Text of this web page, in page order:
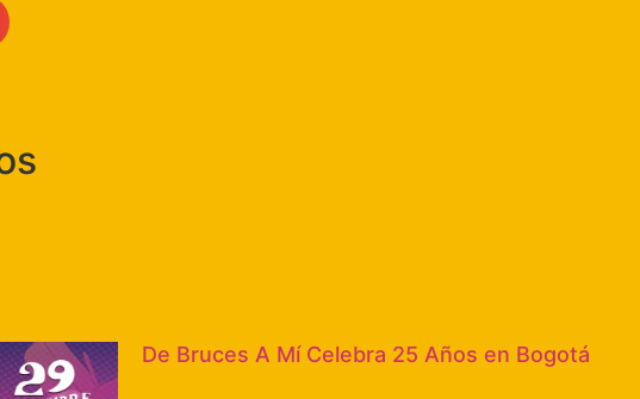
De Bruces A Mí Celebra 25 Años en Bogotá